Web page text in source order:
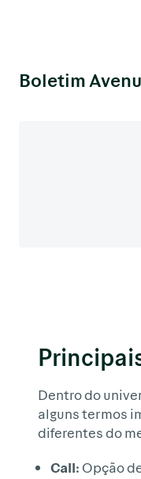
Boletim
Dentro do
alguns termos
diferentes do
Call: Opção